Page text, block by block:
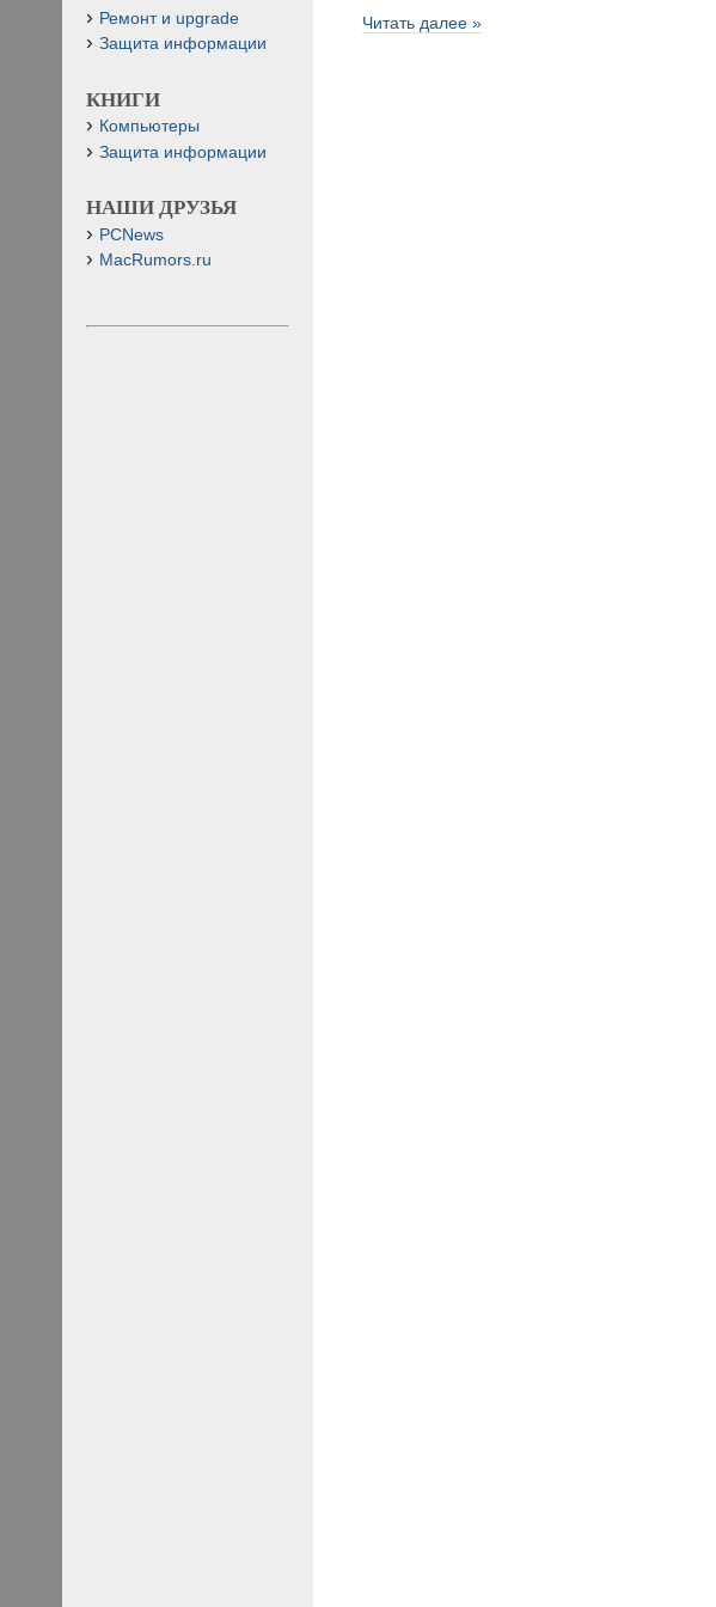
Читать далее »
Ремонт и upgrade
Защита информации
КНИГИ
Компьютеры
Защита информации
НАШИ ДРУЗЬЯ
PCNews
MacRumors.ru